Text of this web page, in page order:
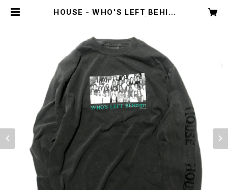
HOUSE - WHO'S LEFT BEHIN